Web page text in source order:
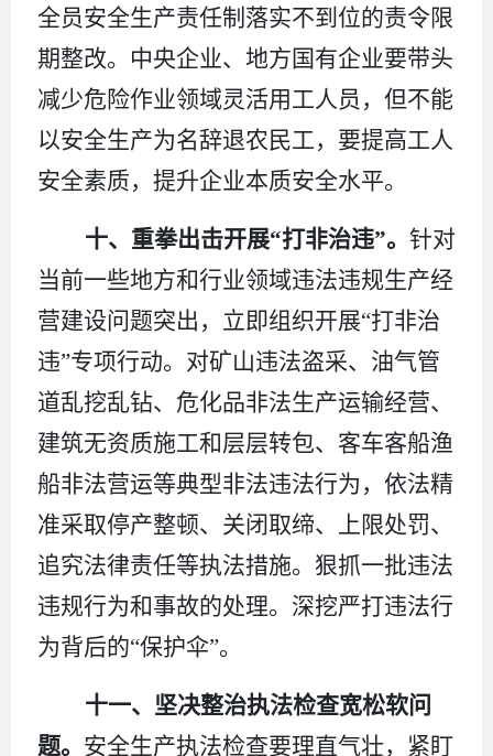
全员安全生产责任制落实不到位的责令限
期整改。中央企业、地方国有企业要带头
减少危险作业领域灵活用工人员，但不能
以安全生产为名辞退农民工，要提高工人
安全素质，提升企业本质安全水平。
十、重拳出击开展“打非治违”。 针对
当前一些地方和行业领域违法违规生产经
营建设问题突出，立即组织开展“打非治
违”专项行动。对矿山违法盗采、油气管
道乱挖乱钻、危化品非法生产运输经营、
建筑无资质施工和层层转包、客车客船渔
船非法营运等典型非法违法行为，依法精
准采取停产整顿、关闭取缔、上限处罚、
追究法律责任等执法措施。狠抓一批违法
违规行为和事故的处理。深挖严打违法行
为背后的“保护伞”。
十一、坚决整治执法检查宽松软问
题。 安全生产执法检查要理直气壮，紧盯